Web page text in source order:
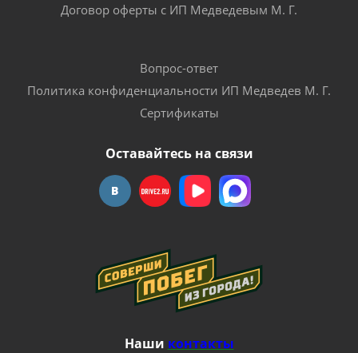
Договор оферты с ИП Медведевым М. Г.
Вопрос-ответ
Политика конфиденциальности ИП Медведев М. Г.
Сертификаты
Оставайтесь на связи
Наши контакты